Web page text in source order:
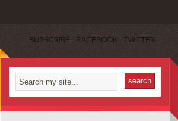
SUBSCRIBE FACEBOOK TWITTER